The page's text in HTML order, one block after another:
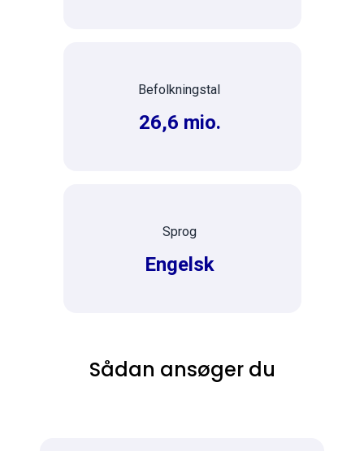
Befolkningstal
26,6 mio.
Sprog
Engelsk
Sådan ansøger du